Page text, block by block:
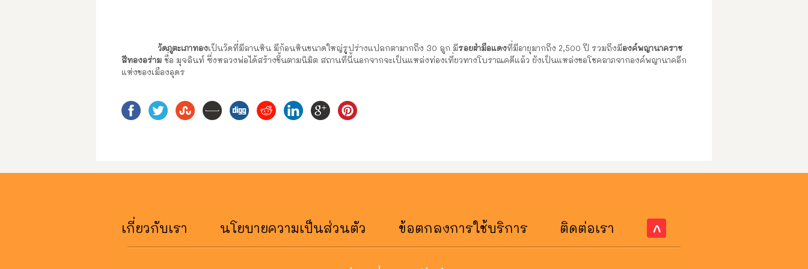
วัดภูตะเภาทองเป็นวัดที่มีลานหิน มีก้อนหินขนาดใหญ่รูปร่างแปลกตามากถึง 30 ลูก มีรอยฝ่ามือแดงที่มีอายุมากถึง 2,500 ปี รวมถึงมีองค์พญานาคราช
สีทองอร่าม ชื่อ มุจลินท์ ซึ่งหลวงพ่อได้สร้างขึ้นตามนิมิต สถานที่นี้นอกจากจะเป็นแหล่งท่องเที่ยวทางโบราณคดีแล้ว ยังเป็นแหล่งขอโชคลาภจากองค์พญานาคอีก
แห่งของเมืองอุดร
เกี่ยวกับเรา นโยบายความเป็นส่วนตัว ข้อตกลงการใช้บริการ ติดต่อเรา ^